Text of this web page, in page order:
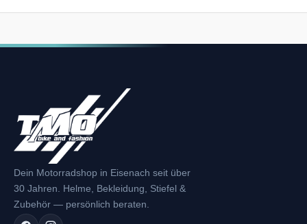
Dein Motorradshop in Eisenach seit über
30 Jahren. Helme, Bekleidung, Stiefel &
Zubehör — persönlich beraten.